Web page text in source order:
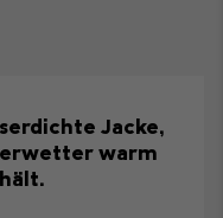
Jacke,
warm